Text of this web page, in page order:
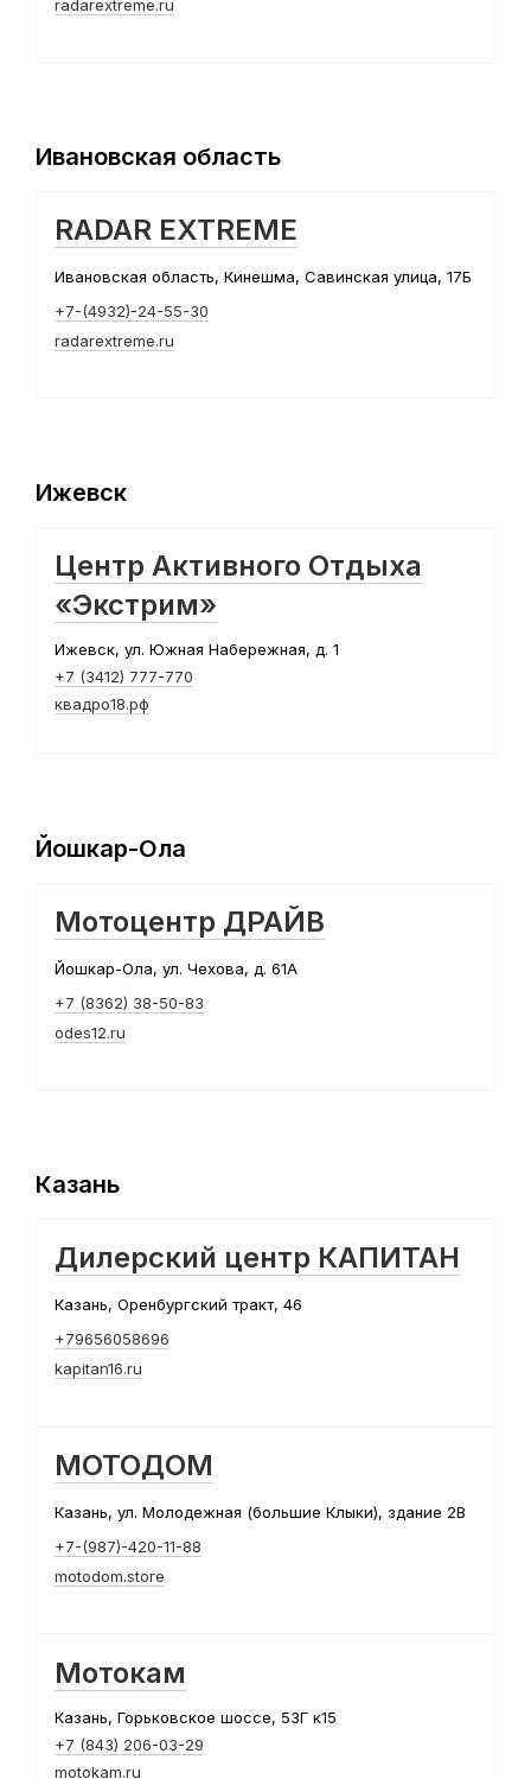
radarextreme.ru
Ивановская область
RADAR EXTREME
Ивановская область, Кинешма, Савинская улица, 17Б
+7-(4932)-24-55-30
radarextreme.ru
Ижевск
Центр Активного Отдыха
«Экстрим»
Ижевск, ул. Южная Набережная, д. 1
+7 (3412) 777-770
квадро18.рф
Йошкар-Ола
Мотоцентр ДРАЙВ
Йошкар-Ола, ул. Чехова, д. 61А
+7 (8362) 38-50-83
odes12.ru
Казань
Дилерский центр КАПИТАН
Казань, Оренбургский тракт, 46
+79656058696
kapitan16.ru
МОТОДОМ
Казань, ул. Молодежная (большие Клыки), здание 2В
+7-(987)-420-11-88
motodom.store
Мотокам
Казань, Горьковское шоссе, 53Г к15
+7 (843) 206-03-29
motokam.ru